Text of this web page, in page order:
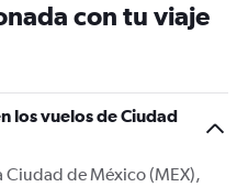
con tu viaje
los vuelos de Ciudad
de México (MEX),